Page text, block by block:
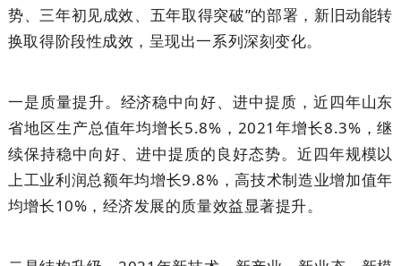
势、三年初见成效、五年取得突破”的部署，新旧动能转
换取得阶段性成效，呈现出一系列深刻变化。
一是质量提升。经济稳中向好、进中提质，近四年山东
省地区生产总值年均增长5.8%，2021年增长8.3%，继
续保持稳中向好、进中提质的良好态势。近四年规模以
上工业利润总额年均增长9.8%，高技术制造业增加值年
均增长10%，经济发展的质量效益显著提升。